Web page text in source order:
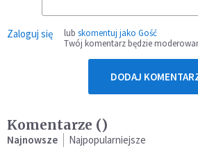
Zaloguj się lub skomentuj jako Gość
Twój komentarz będzie
DODAJ
Komentarze ()
Najnowsze Najpopularniejsze